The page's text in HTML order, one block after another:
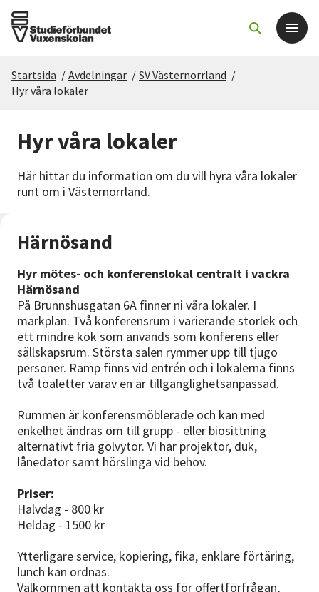
Det här gör vi
För dig som
Sök kurser och evenemang
Starta studiecirkel
Cirkelledare
Nyheter
Avdelningar
Lyssna
Startsida / Avdelningar / SV Västernorrland /
Hyr våra lokaler
Hyr våra lokaler
Här hittar du information om du vill hyra våra lokaler
runt om i Västernorrland.
Härnösand
Hyr mötes- och konferenslokal centralt i vackra
Härnösand
På Brunnshusgatan 6A finner ni våra lokaler. I
markplan. Två konferensrum i varierande storlek och
ett mindre kök som används som konferens eller
sällskapsrum. Största salen rymmer upp till tjugo
personer. Ramp finns vid entrén och i lokalerna finns
två toaletter varav en är tillgänglighetsanpassad.
Rummen är konferensmöblerade och kan med
enkelhet ändras om till grupp - eller biosittning
alternativt fria golvytor. Vi har projektor, duk,
lånedator samt hörslinga vid behov.
Priser:
Halvdag - 800 kr
Heldag - 1500 kr
Ytterligare service, kopiering, fika, enklare förtäring,
lunch kan ordnas.
Välkommen att kontakta oss för offertförfrågan,